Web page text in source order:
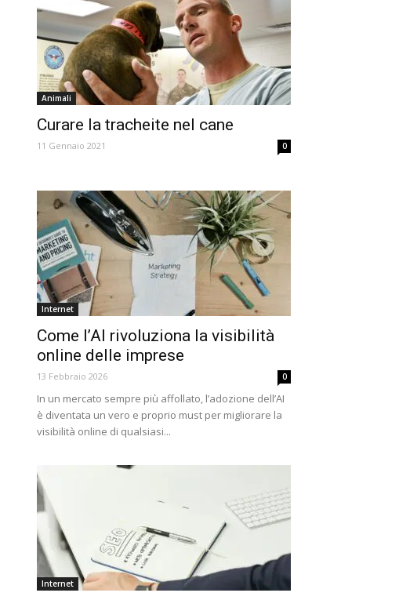
Animali
Curare la tracheite nel cane
11 Gennaio 2021 0
Internet
Come l’AI rivoluziona la visibilità
online delle imprese
13 Febbraio 2026 0
In un mercato sempre più affollato, l’adozione dell’AI
è diventata un vero e proprio must per migliorare la
visibilità online di qualsiasi...
Internet